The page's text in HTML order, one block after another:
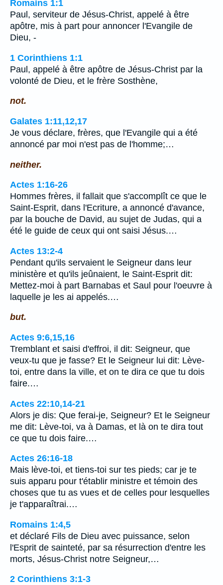
Romains 1:1
Paul, serviteur de Jésus-Christ, appelé à être
apôtre, mis à part pour annoncer l'Evangile de
Dieu, -
1 Corinthiens 1:1
Paul, appelé à être apôtre de Jésus-Christ par la
volonté de Dieu, et le frère Sosthène,
not.
Galates 1:11,12,17
Je vous déclare, frères, que l'Evangile qui a été
annoncé par moi n'est pas de l'homme;…
neither.
Actes 1:16-26
Hommes frères, il fallait que s'accomplît ce que le
Saint-Esprit, dans l'Ecriture, a annoncé d'avance,
par la bouche de David, au sujet de Judas, qui a
été le guide de ceux qui ont saisi Jésus.…
Actes 13:2-4
Pendant qu'ils servaient le Seigneur dans leur
ministère et qu'ils jeûnaient, le Saint-Esprit dit:
Mettez-moi à part Barnabas et Saul pour l'oeuvre à
laquelle je les ai appelés.…
but.
Actes 9:6,15,16
Tremblant et saisi d'effroi, il dit: Seigneur, que
veux-tu que je fasse? Et le Seigneur lui dit: Lève-
toi, entre dans la ville, et on te dira ce que tu dois
faire.…
Actes 22:10,14-21
Alors je dis: Que ferai-je, Seigneur? Et le Seigneur
me dit: Lève-toi, va à Damas, et là on te dira tout
ce que tu dois faire.…
Actes 26:16-18
Mais lève-toi, et tiens-toi sur tes pieds; car je te
suis apparu pour t'établir ministre et témoin des
choses que tu as vues et de celles pour lesquelles
je t'apparaîtrai.…
Romains 1:4,5
et déclaré Fils de Dieu avec puissance, selon
l'Esprit de sainteté, par sa résurrection d'entre les
morts, Jésus-Christ notre Seigneur,…
2 Corinthiens 3:1-3